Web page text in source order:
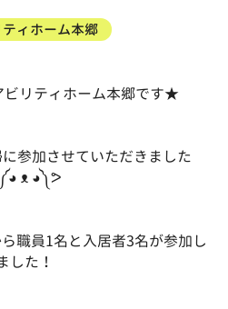
ティホーム本郷
ビリティホーム本郷です★
参加させていただきました
⁠ᴥ⁠ ⁠◕⁠༽⁠ᕗ
職員1名と入居者3名が参加し
した！